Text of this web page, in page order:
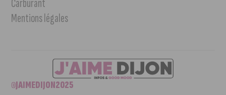
Carburant
Mentions légales
©JAIMEDIJON2025